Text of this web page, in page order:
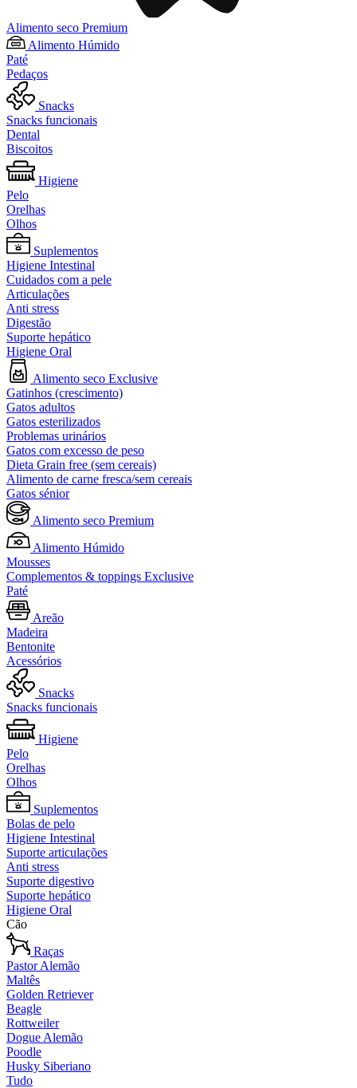
Alimento seco Premium
Alimento Húmido
Paté
Pedaços
Snacks
Snacks funcionais
Dental
Biscoitos
Higiene
Pelo
Orelhas
Olhos
Suplementos
Higiene Intestinal
Cuidados com a pele
Articulações
Anti stress
Digestão
Suporte hepático
Higiene Oral
Alimento seco Exclusive
Gatinhos (crescimento)
Gatos adultos
Gatos esterilizados
Problemas urinários
Gatos com excesso de peso
Dieta Grain free (sem cereais)
Alimento de carne fresca/sem cereais
Gatos sénior
Alimento seco Premium
Alimento Húmido
Mousses
Complementos & toppings Exclusive
Paté
Areão
Madeira
Bentonite
Acessórios
Snacks
Snacks funcionais
Higiene
Pelo
Orelhas
Olhos
Suplementos
Bolas de pelo
Higiene Intestinal
Suporte articulações
Anti stress
Suporte digestivo
Suporte hepático
Higiene Oral
Cão
Raças
Pastor Alemão
Maltês
Golden Retriever
Beagle
Rottweiler
Dogue Alemão
Poodle
Husky Siberiano
Tudo